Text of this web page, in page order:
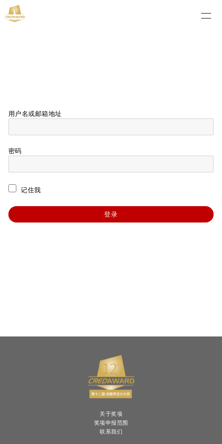
用户名或邮箱地址
密码
记住我
关于奖项
奖项申报范围
联系我们